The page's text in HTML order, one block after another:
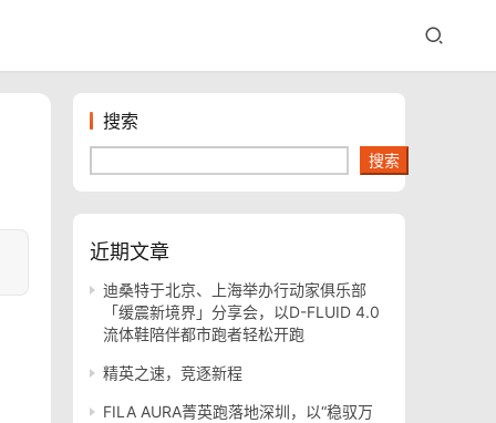
搜索
搜索
近期文章
迪桑特于北京、上海举办行动家俱乐部
「缓震新境界」分享会，以D-FLUID 4.0
流体鞋陪伴都市跑者轻松开跑
精英之速，竞逐新程
FILA AURA菁英跑落地深圳，以“稳驭万